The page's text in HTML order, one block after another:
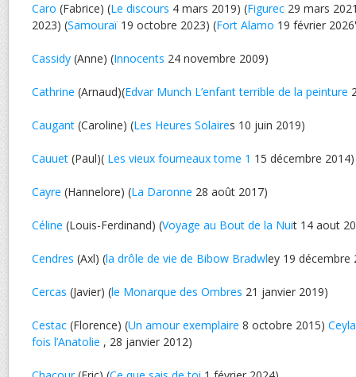
Caro (Fabrice) (Le discours 4 mars 2019) (Figurec 29 mars
2023) (Samouraï 19 octobre 2023) (Fort Alamo 19 février
Cassidy (Anne) (Innocents 24 novembre 2009)
Cathrine (Arnaud)(Edvar Munch L’enfant terrible de la peinture
Caugant (Caroline) (Les Heures Solaires 10 juin 2019)
Cauuet (Paul)( Les vieux fourneaux tome 1 15 décembre 2014)
Cayre (Hannelore) (La Daronne 28 août 2017)
Céline (Louis-Ferdinand) (Voyage au Bout de la Nuit 14 aout
Cendres (Axl) (la drôle de vie de Bibow Bradwley 19 décembre
Cercas (Javier) (le Monarque des Ombres 21 janvier 2019)
Cestac (Florence) (Un amour exemplaire 8 octobre 2015)
fois l’Anatolie , 28 janvier 2012)